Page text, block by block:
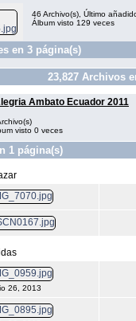
46 Archivo(s), Último
Álbum visto 129 veces
en 3 página(s)
23,827Archivos
Ambato Ecuador 2011
visto 0 veces
1 página(s)
26, 2013